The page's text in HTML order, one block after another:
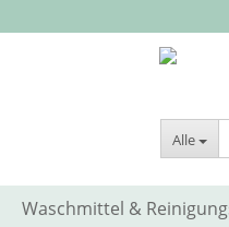
Alle
Waschmittel &